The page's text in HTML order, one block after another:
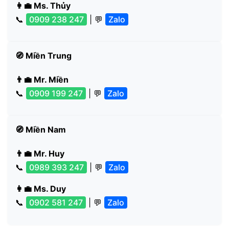
👩‍💼 Ms. Thủy
📞
0909 238 247 | 💬 Zalo
🧭 Miền Trung
👨‍💼 Mr. Miền
📞
0909 199 247 | 💬 Zalo
🧭 Miền Nam
👨‍💼 Mr. Huy
📞
0989 393 247 | 💬 Zalo
👩‍💼 Ms. Duy
📞
0902 581 247 | 💬 Zalo